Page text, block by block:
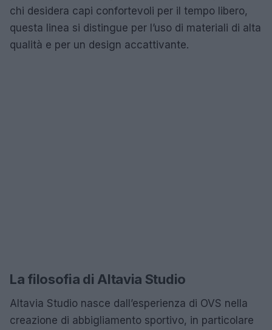
chi desidera capi confortevoli per il tempo libero,
questa linea si distingue per l’uso di materiali di alta
qualità e per un design accattivante.
La filosofia di Altavia Studio
Altavia Studio nasce dall’esperienza di OVS nella
creazione di abbigliamento sportivo, in particolare